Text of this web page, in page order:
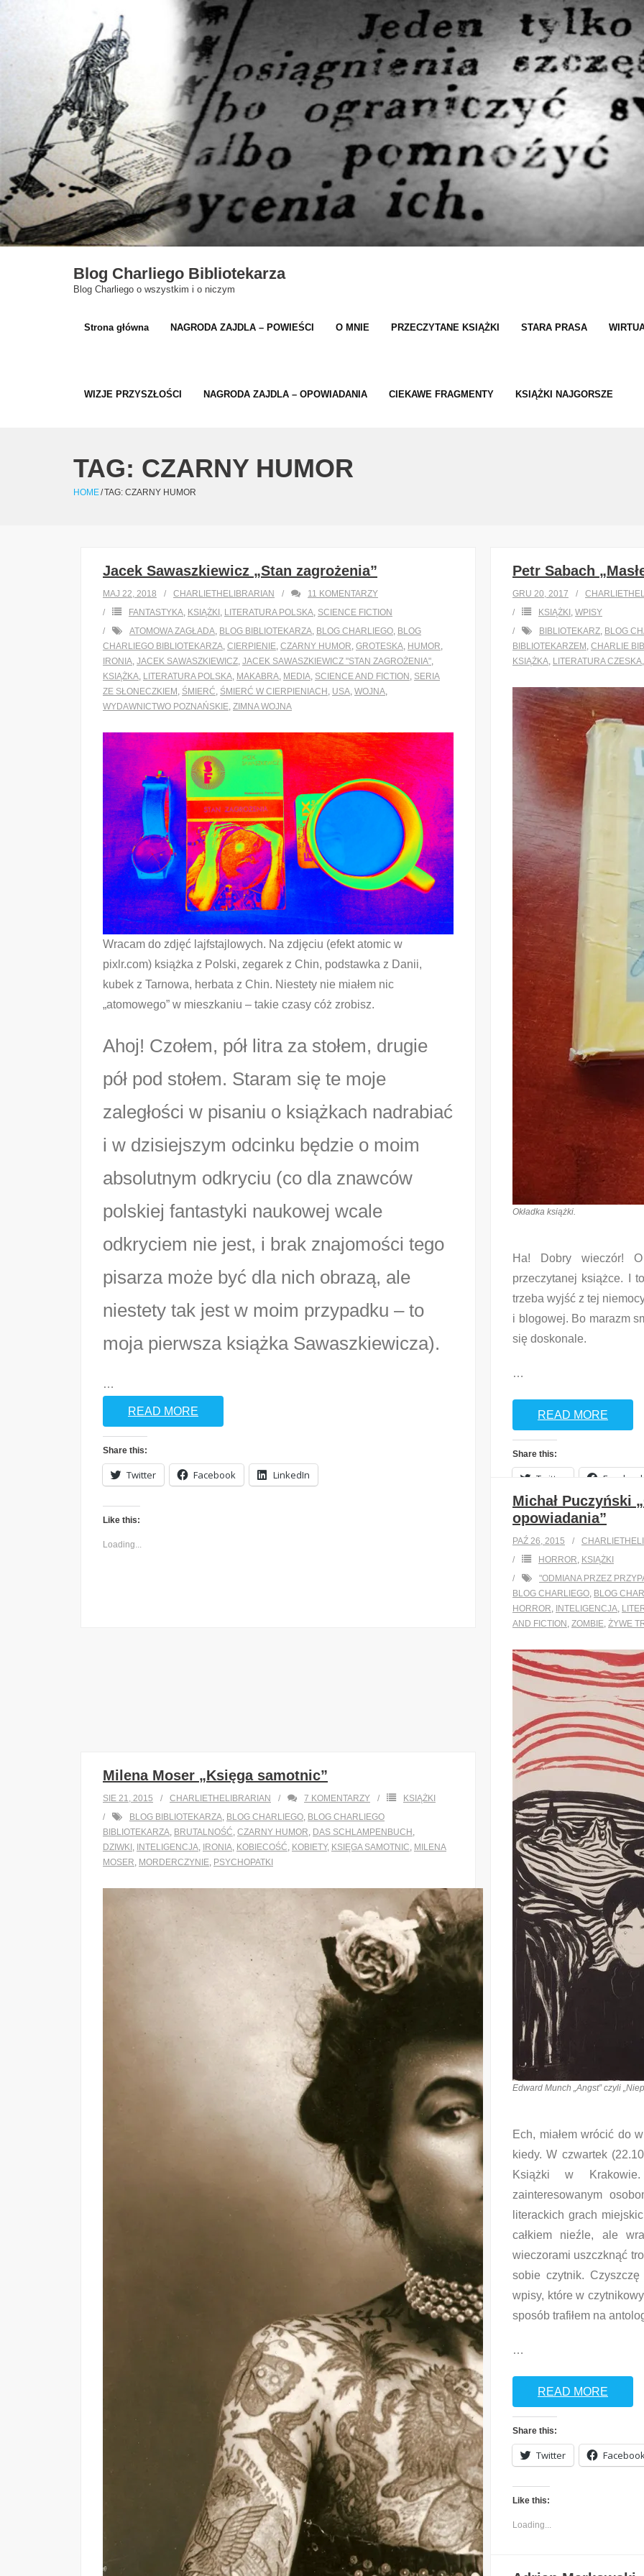
Blog Charliego Bibliotekarza
Blog Charliego o wszystkim i o niczym
Strona główna NAGRODA ZAJDLA – POWIEŚCI O MNIE PRZECZYTANE KSIĄŻKI STARA PRASA
WIZJE PRZYSZŁOŚCI NAGRODA ZAJDLA – OPOWIADANIA CIEKAWE FRAGMENTY KSIĄŻKI NAJGORSZE
TAG: CZARNY HUMOR
HOME/TAG: CZARNY HUMOR
Jacek Sawaszkiewicz „Stan zagrożenia”
MAJ 22, 2018 CHARLIETHELIBRARIAN 11 KOMENTARZY
FANTASTYKA KSIĄŻKI LITERATURA POLSKA SCIENCE FICTION
ATOMOWA ZAGŁADA BLOG BIBLIOTEKARZA BLOG CHARLIEGO BLOG
CHARLIEGO BIBLIOTEKARZA CIERPIENIE CZARNY HUMOR GROTESKA HUMOR
IRONIA JACEK SAWASZKIEWICZ JACEK SAWASZKIEWICZ "STAN ZAGROŻENIA"
KSIĄŻKA LITERATURA POLSKA MAKABRA MEDIA SCIENCE AND FICTION SERIA
ZE SŁONECZKIEM ŚMIERĆ ŚMIERĆ W CIERPIENIACH USA WOJNA
WYDAWNICTWO POZNAŃSKIE ZIMNA WOJNA
Wracam do zdjęć lajfstajlowych. Na zdjęciu (efekt atomic w
pixlr.com) książka z Polski, zegarek z Chin, podstawka z Danii,
kubek z Tarnowa, herbata z Chin. Niestety nie miałem nic
„atomowego” w mieszkaniu – takie czasy cóż zrobisz.
Ahoj! Czołem, pół litra za stołem, drugie
pół pod stołem. Staram się te moje
zaległości w pisaniu o książkach nadrabiać
i w dzisiejszym odcinku będzie o moim
absolutnym odkryciu (co dla znawców
polskiej fantastyki naukowej wcale
odkryciem nie jest, i brak znajomości tego
pisarza może być dla nich obrazą, ale
niestety tak jest w moim przypadku – to
moja pierwsza książka Sawaszkiewicza).
…
READ MORE
Share this:
Twitter Facebook LinkedIn
Like this:
Loading...
Petr Sabach
GRU 20, 2017
KSIĄŻKI WPISY
BIBLIOTEKARZ BLOG
BIBLIOTEKARZEM CHARLIE
KSIĄŻKA LITERATURA CZESKA
Okładka książki.
Ha! Dobry wieczór!
przeczytanej książce. I
trzeba wyjść z tej
i blogowej. Bo marazm
się doskonale.
…
READ MORE
Share this:
Twitter
Like this:
Loading...
Michał Puczyński
opowiadania”
PAŹ 26, 2015
HORROR KSIĄŻKI
"ODMIANA PRZEZ
BLOG CHARLIEGO BLOG
HORROR INTELIGENCJA
AND FICTION ZOMBIE ŻYWE
Edward Munch „Angst” czyli
Ech, miałem wrócić do
kiedy. W czwartek
Książki w
zainteresowanym
literackich grach
całkiem nieźle, ale
wieczorami uszczknąć
sobie czytnik.
wpisy, które w
sposób trafiłem na
…
READ MORE
Share this:
Twitter
Like this:
Loading...
Milena Moser „Księga samotnic”
SIE 21, 2015 CHARLIETHELIBRARIAN 7 KOMENTARZY
KSIĄŻKI
BLOG BIBLIOTEKARZA BLOG CHARLIEGO BLOG CHARLIEGO
BIBLIOTEKARZA BRUTALNOŚĆ CZARNY HUMOR DAS SCHLAMPENBUCH
DZIWKI INTELIGENCJA IRONIA KOBIECOŚĆ KOBIETY, KSIĘGA SAMOTNIC MILENA
MOSER MORDERCZYNIE PSYCHOPATKI